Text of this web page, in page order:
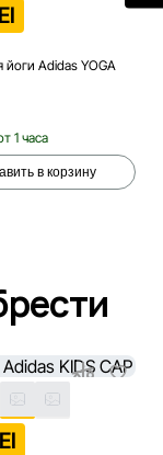
йоги Adidas YOGA
1 часа
в корзину